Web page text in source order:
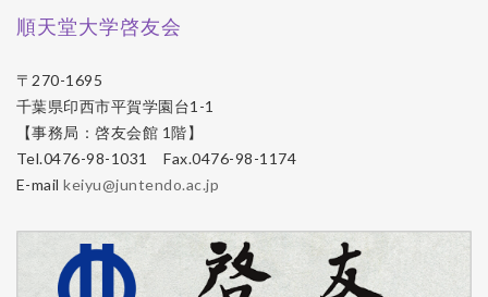
順天堂大学啓友会
〒270-1695
千葉県印西市平賀学園台1-1
【事務局：啓友会館 1階】
Tel.0476-98-1031 Fax.0476-98-1174
E-mailkeiyu@juntendo.ac.jp